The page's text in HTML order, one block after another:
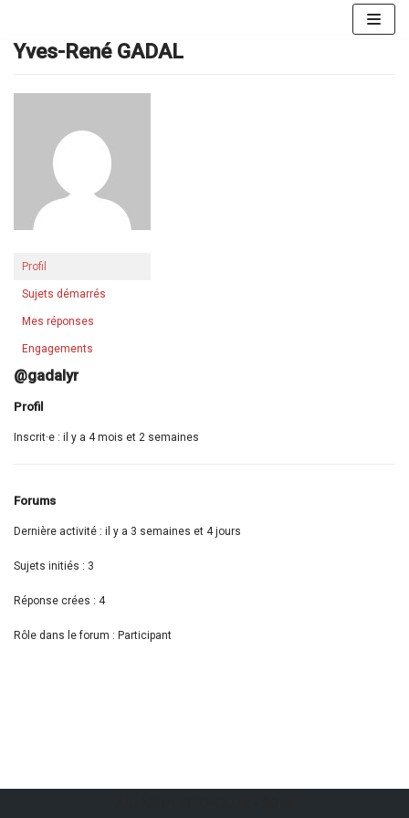
au
contenu
Yves-René GADAL
Profil
Sujets démarrés
Mes réponses
Engagements
@gadalyr
Profil
Inscrit·e : il y a 4 mois et 2 semaines
Forums
Dernière activité : il y a 3 semaines et 4 jours
Sujets initiés : 3
Réponse crées : 4
Rôle dans le forum : Participant